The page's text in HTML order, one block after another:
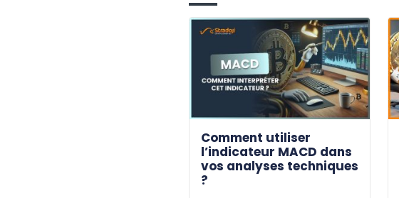
Comment utiliser
l’indicateur MACD dans
vos analyses techniques
?